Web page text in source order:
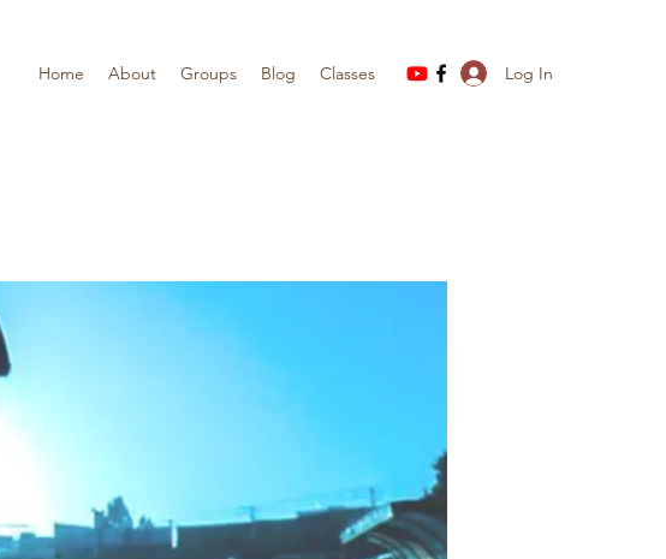
Home About Groups Blog Classes Log In